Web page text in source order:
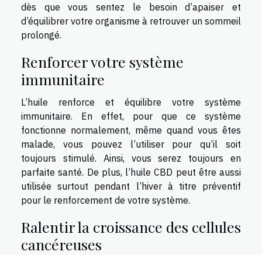
dès que vous sentez le besoin d’apaiser et
d’équilibrer votre organisme à retrouver un sommeil
prolongé.
Renforcer votre système
immunitaire
L’huile renforce et équilibre votre système
immunitaire. En effet, pour que ce système
fonctionne normalement, même quand vous êtes
malade, vous pouvez l’utiliser pour qu’il soit
toujours stimulé. Ainsi, vous serez toujours en
parfaite santé. De plus, l’huile CBD peut être aussi
utilisée surtout pendant l’hiver à titre préventif
pour le renforcement de votre système.
Ralentir la croissance des cellules
cancéreuses